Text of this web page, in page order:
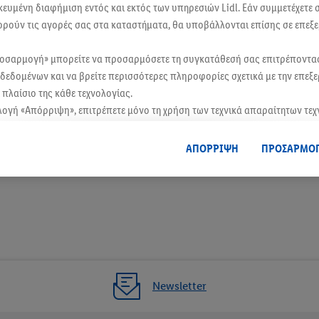
μια μεγάλη γκάμα βιολογικών προϊόντων και τις ποιοτικές ιδιωτικές
ή του πάρτι, στην Lidl θα βρεις αυτό που χρειάζεσαι.
μας φυλλάδιο ή online.
την εφαρμογή Lidl Plus για ακόμα περισσότερες προσφορές και κουπόνια!
Newsletter
διαφήμιση εντός και εκτός των υπηρεσιών Lidl. Εάν
τις αγορές σας στα καταστήματα, θα υποβάλλονται επίσης σε
μπορείτε να προσαρμόσετε τη συγκατάθεσή σας
και να βρείτε περισσότερες πληροφορίες σχετικά με την
της κάθε τεχνολογίας.
«Απόρριψη», επιτρέπετε μόνο τη χρήση των τεχνικά απαραίτητων
μεταξύ άλλων για την περίοδο αποθήκευσης των δεδομένων και το
νομικά στοιχεία της εταιρείας μας εδώ.
ΑΠΟΡΡΙΨΗ